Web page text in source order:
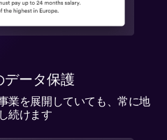
データ保護
業を展開していても、常に地
続けます